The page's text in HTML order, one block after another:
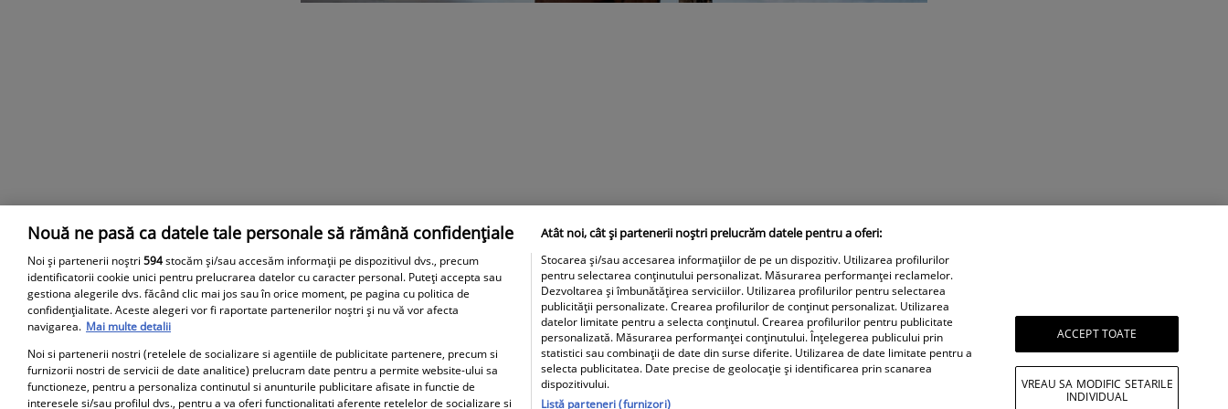
Parteneri
Nouă ne pasă ca datele tale personale să rămână confidențiale
Noi și partenerii noștri 594stocăm și/sau accesăm informații pe dispozitivul dvs., precum
identificatorii cookie unici pentru prelucrarea datelor cu caracter personal. Puteți accepta sau
gestiona alegerile dvs. făcând clic mai jos sau în orice moment, pe pagina cu politica de
confidențialitate. Aceste alegeri vor fi raportate partenerilor noștri și nu vă vor afecta
navigarea. Mai multe detalii
Noi si partenerii nostri (retelele de socializare si agentiile de publicitate partenere, precum si
furnizorii nostri de servicii de date analitice) prelucram date pentru a permite website-ului sa
functioneze, pentru a personaliza continutul si anunturile publicitare afisate in functie de
interesele si/sau profilul dvs., pentru a va oferi functionalitati aferente retelelor de socializare si
Atât noi, cât și partenerii noștri prelucrăm datele pentru a oferi:
Stocarea și/sau accesarea informațiilor de pe un dispozitiv. Utilizarea profilurilor
pentru selectarea conținutului personalizat. Măsurarea performanței reclamelor.
Dezvoltarea și îmbunătățirea serviciilor. Utilizarea profilurilor pentru selectarea
publicității personalizate. Crearea profilurilor de conținut personalizat. Utilizarea
datelor limitate pentru a selecta conținutul. Crearea profilurilor pentru publicitate
personalizată. Măsurarea performanței conținutului. Înțelegerea publicului prin
statistici sau combinații de date din surse diferite. Utilizarea de date limitate pentru a
selecta publicitatea. Date precise de geolocație și identificarea prin scanarea
dispozitivului.
Listă parteneri (furnizori)
ACCEPT TOATE
VREAU SA MODIFIC SETARILE
INDIVIDUAL